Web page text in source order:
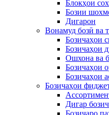
Блокҳои
Бозии
Дигарон
Вонамуд бозӣ ва
Бозичаҳои
Бозичаҳои
Ошхона ва
Бозичаҳои
Бозичаҳои
Бозичаҳои
Дигар
Бозичаро